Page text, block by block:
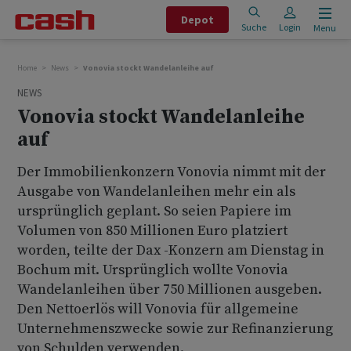
Depot
Suche Login Menu
Home News Vonovia stockt Wandelanleihe auf
NEWS
Vonovia stockt Wandelanleihe
auf
Der Immobilienkonzern Vonovia nimmt mit der
Ausgabe von Wandelanleihen mehr ein als
ursprünglich geplant. So seien Papiere im
Volumen von 850 Millionen Euro platziert
worden, teilte der Dax -Konzern am Dienstag in
Bochum mit. Ursprünglich wollte Vonovia
Wandelanleihen über 750 Millionen ausgeben.
Den Nettoerlös will Vonovia für allgemeine
Unternehmenszwecke sowie zur Refinanzierung